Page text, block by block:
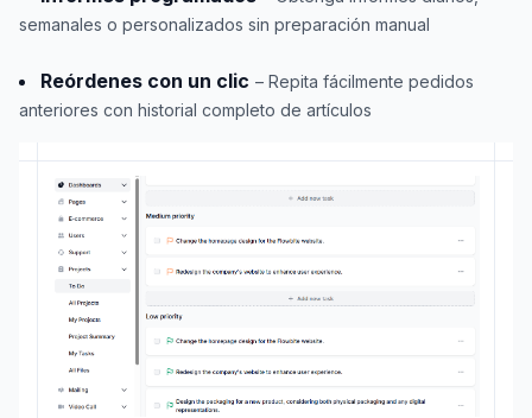
semanales o personalizados sin preparación manual
Reórdenes con un clic – Repita fácilmente pedidos
anteriores con historial completo de artículos